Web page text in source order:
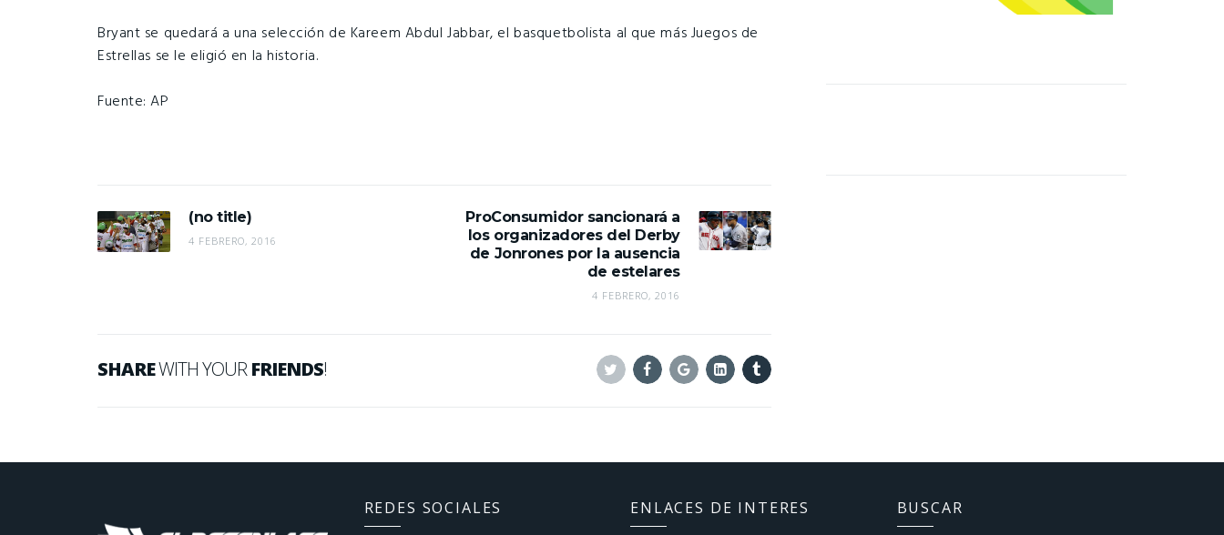
Bryant se quedará a una selección de Kareem Abdul Jabbar, el basquetbolista al que más Juegos de
Estrellas se le eligió en la historia.
Fuente: AP
(no title)
4 FEBRERO, 2016
ProConsumidor sancionará a
los organizadores del Derby
de Jonrones por la ausencia
de estelares
4 FEBRERO, 2016
SHAREWITH YOURFRIENDS!
REDES SOCIALES ENLACES DE INTERES BUSCAR